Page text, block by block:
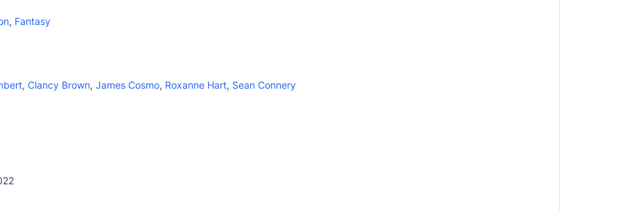
, Fantasy
, Clancy Brown, James Cosmo, Roxanne Hart, Sean Connery